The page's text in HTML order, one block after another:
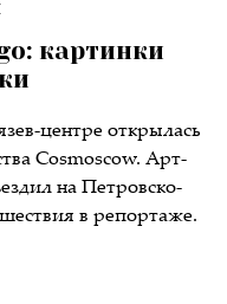
картинки
центре открылась
Cosmoscow. Арт-
на Петровско-
в репортаже.